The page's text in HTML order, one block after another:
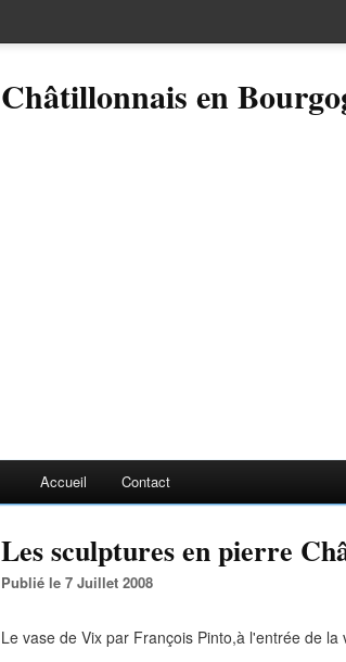
Châtillonnais en
Accueil Contact
Les sculptures en pierre
Publié le 7 Juillet 2008
Le vase de Vix par François Pinto,à l'entrée de la